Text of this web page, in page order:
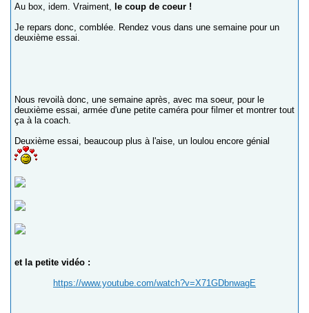
Au box, idem. Vraiment,
le coup de coeur !
Je repars donc, comblée. Rendez vous dans une semaine pour un
deuxième essai.
Nous revoilà donc, une semaine après, avec ma soeur, pour le
deuxième essai, armée d'une petite caméra pour filmer et montrer tout
ça à la coach.
Deuxième essai, beaucoup plus à l'aise, un loulou encore génial
et la petite vidéo :
https://www.youtube.com/watch?v=X71GDbnwagE